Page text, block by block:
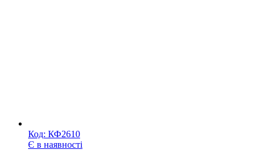
Код: КФ2610
Є в наявності